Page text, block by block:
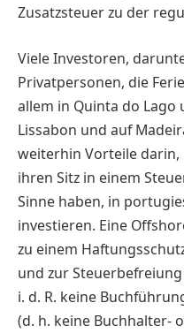
Zusatzsteuer zu der
Viele Investoren,
Privatpersonen, die
allem in Quinta do Lago
Lissabon und auf
weiterhin Vorteile darin,
ihren Sitz in einem
Sinne haben, in
investieren. Eine
zu einem
und zur
i. d. R. keine
(d. h. keine Buchhalter-